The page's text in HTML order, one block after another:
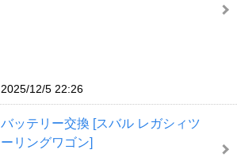
2025/12/5 22:26
バッテリー交換 [スバル レガシィツ
ーリングワゴン]